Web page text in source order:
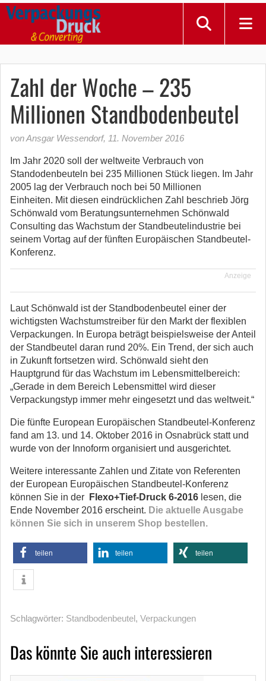
Zahl der Woche – 235
Millionen Standbodenbeutel
von Ansgar Wessendorf, 11. November 2016
Im Jahr 2020 soll der weltweite Verbrauch von
Standodenbeuteln bei 235 Millionen Stück liegen. Im Jahr
2005 lag der Verbrauch noch bei 50 Millionen
Einheiten. Mit diesen eindrücklichen Zahl beschrieb Jörg
Schönwald vom Beratungsunternehmen Schönwald
Consulting das Wachstum der Standbeutelindustrie bei
seinem Vortag auf der fünften Europäischen Standbeutel-
Konferenz.
Anzeige
Laut Schönwald ist der Standbodenbeutel einer der
wichtigsten Wachstumstreiber für den Markt der flexiblen
Verpackungen. In Europa beträgt beispielsweise der Anteil
der Standbeutel daran rund 20%. Ein Trend, der sich auch
in Zukunft fortsetzen wird. Schönwald sieht den
Hauptgrund für das Wachstum im Lebensmittelbereich:
„Gerade in dem Bereich Lebensmittel wird dieser
Verpackungstyp immer mehr eingesetzt und das weltweit.“
Die fünfte European Europäischen Standbeutel-Konferenz
fand am 13. und 14. Oktober 2016 in Osnabrück statt und
wurde von der Innoform organisiert und ausgerichtet.
Weitere interessante Zahlen und Zitate von Referenten
der European Europäischen Standbeutel-Konferenz
können Sie in der
Flexo+Tief-Druck 6-2016 lesen, die
Ende November 2016 erscheint. Die aktuelle Ausgabe
können Sie sich in unserem Shop bestellen.
teilen teilen teilen
Schlagwörter: Standbodenbeutel, Verpackungen
Das könnte Sie auch interessieren